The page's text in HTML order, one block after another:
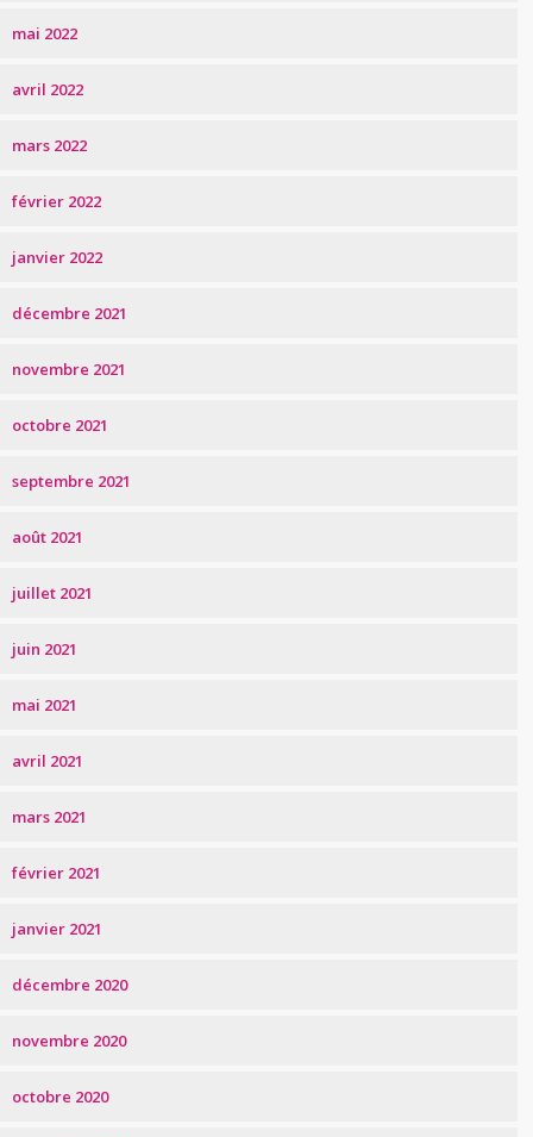
mai 2022
avril 2022
mars 2022
février 2022
janvier 2022
décembre 2021
novembre 2021
octobre 2021
septembre 2021
août 2021
juillet 2021
juin 2021
mai 2021
avril 2021
mars 2021
février 2021
janvier 2021
décembre 2020
novembre 2020
octobre 2020